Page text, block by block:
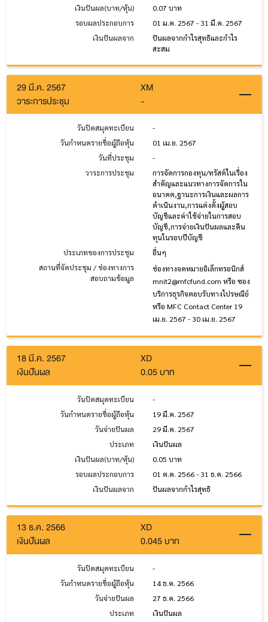
เงินปันผล(บาท/หุ้น)
0.07 บาท
รอบผลประกอบการ
01 ม.ค. 2567 - 31 มี.ค. 2567
เงินปันผลจาก
ปันผลจากกำไรสุทธิและกำไร
สะสม
29 มี.ค. 2567
XM
วาระการประชุม
-
วันปิดสมุดทะเบียน
-
วันกำหนดรายชื่อผู้ถือหุ้น
01 เม.ย. 2567
วันที่ประชุม
-
วาระการประชุม
การจัดการกองทุน/ทรัสต์ในเรื่อง
สำคัญและแนวทางการจัดการใน
อนาคต,ฐานะการเงินและผลการ
ดำเนินงาน,การแต่งตั้งผู้สอบ
บัญชีและค่าใช้จ่ายในการสอบ
บัญชี,การจ่ายเงินปันผลและคืน
ทุนในรอบปีบัญชี
ประเภทของการประชุม
อื่นๆ
สถานที่จัดประชุม / ช่องทางการ
สอบถามข้อมูล
ช่องทางจดหมายอิเล็กทรอนิกส์
mnit2@mfcfund.com หรือ ซอง
บริการธุรกิจตอบรับทางไปรษณีย์
หรือ MFC Contact Center 19
เม.ย. 2567 - 30 เม.ย. 2567
18 มี.ค. 2567
XD
เงินปันผล
0.05 บาท
วันปิดสมุดทะเบียน
-
วันกำหนดรายชื่อผู้ถือหุ้น
19 มี.ค. 2567
วันจ่ายปันผล
29 มี.ค. 2567
ประเภท
เงินปันผล
เงินปันผล(บาท/หุ้น)
0.05 บาท
รอบผลประกอบการ
01 ต.ค. 2566 - 31 ธ.ค. 2566
เงินปันผลจาก
ปันผลจากกำไรสุทธิ
13 ธ.ค. 2566
XD
เงินปันผล
0.045 บาท
วันปิดสมุดทะเบียน
-
วันกำหนดรายชื่อผู้ถือหุ้น
14 ธ.ค. 2566
วันจ่ายปันผล
27 ธ.ค. 2566
ประเภท
เงินปันผล